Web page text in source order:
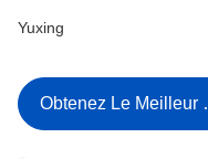
Yuxing
Obtenez Le Meilleur